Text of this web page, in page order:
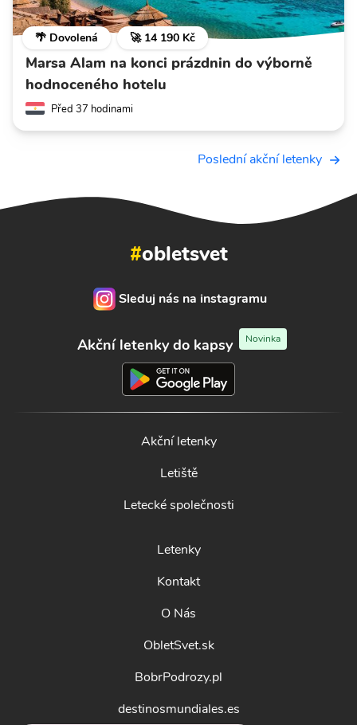
🌴 Dovolená 🚀 14 190 Kč
Marsa Alam na konci prázdnin do výborně
hodnoceného hotelu
Před 37 hodinami
Poslední akční letenky
#obletsvet
Sleduj nás na instagramu
Akční letenky do kapsy Novinka
Akční letenky
Letiště
Letecké společnosti
Letenky
Kontakt
O Nás
ObletSvet.sk
BobrPodrozy.pl
destinosmundiales.es